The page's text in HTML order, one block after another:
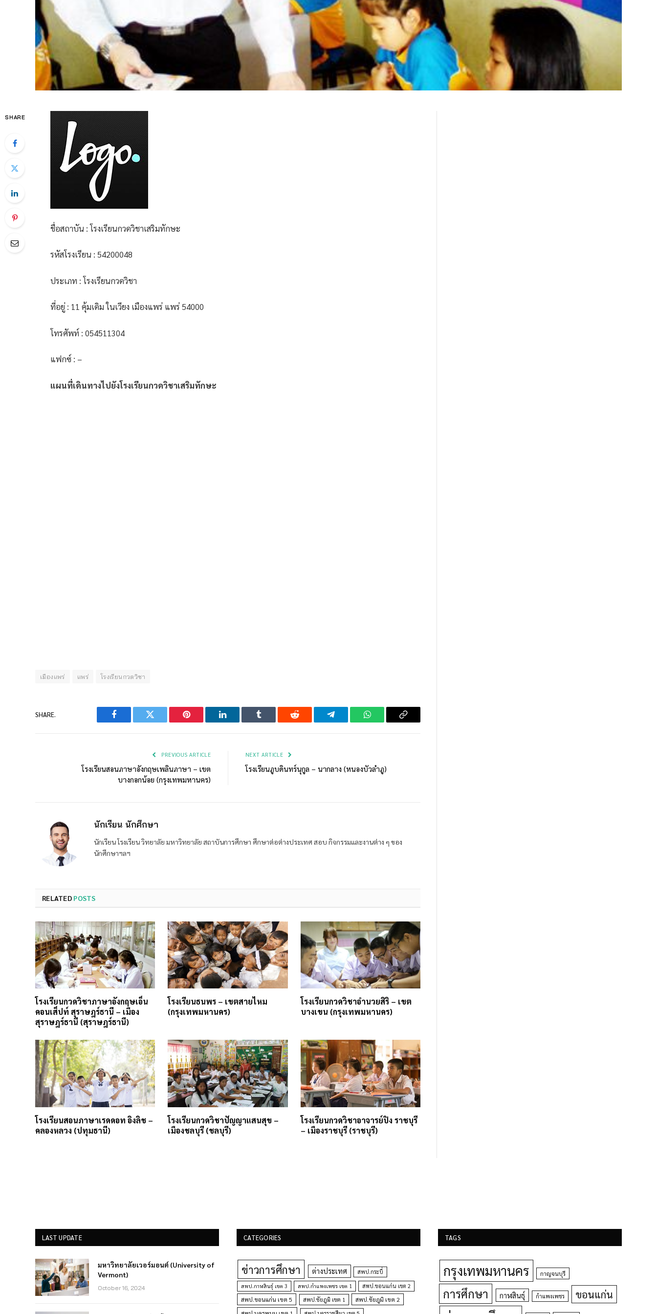
SHARE
ชื่อสถาบัน : โรงเรียนกวดวิชาเสริมทักษะ
รหัสโรงเรียน : 54200048
ประเภท : โรงเรียนกวดวิชา
ที่อยู่ : 11 คุ้มเดิม ในเวียง เมืองแพร่ แพร่ 54000
โทรศัพท์ : 054511304
แฟกซ์ : –
แผนที่เดินทางไปยังโรงเรียนกวดวิชาเสริมทักษะ
เมืองแพร่ แพร่ โรงเรียนกวดวิชา
SHARE.
Facebook Twitter Pinterest LinkedIn Tumblr Reddit Telegram WhatsAppCopy
PREVIOUS ARTICLE
โรงเรียนสอนภาษาอังกฤษเพลินภาษา – เขต
บางกอกน้อย (กรุงเทพมหานคร)
NEXT ARTICLE
โรงเรียนภูบดินทร์นุกูล – นากลาง (หนองบัวลำภู)
นักเรียน นักศึกษา
นักเรียน โรงเรียน วิทยาลัย มหาวิทยาลัย สถาบันการศึกษา ศึกษาต่อต่างประเทศ สอบ กิจกรรมและงานต่าง ๆ ของ
นักศึกษาฯลฯ
RELATED POSTS
โรงเรียนกวดวิชาภาษาอังกฤษเอ็น
คอนเส็ปท์ สุราษฎร์ธานี – เมือง
สุราษฎร์ธานี (สุราษฎร์ธานี)
โรงเรียนธนพร – เขตสายไหม
(กรุงเทพมหานคร)
โรงเรียนกวดวิชาอำนวยสิริ – เขต
บางเขน (กรุงเทพมหานคร)
โรงเรียนสอนภาษาเรดดอท อิงลิช –
คลองหลวง (ปทุมธานี)
โรงเรียนกวดวิชาปัญญาแสนสุข –
เมืองชลบุรี (ชลบุรี)
โรงเรียนกวดวิชาอาจารย์ปิง ราชบุรี
– เมืองราชบุรี (ราชบุรี)
LAST UPDATE
มหาวิทยาลัยเวอร์มอนต์ (University of
Vermont)
October 16, 2024
CATEGORIES
ข่าวการศึกษา ต่างประเทศ สพป.กระบี่
สพป.กาฬสินธุ์ เขต 3 สพป.กำแพงเพชร เขต 1 สพป.ขอนแก่น เขต 2
สพป.ขอนแก่น เขต 5 สพป.ชัยภูมิ เขต 1
สพป.ชัยภูมิ เขต 2
TAGS
กรุงเทพมหานคร กาญจนบุรี
การศึกษา กาฬสินธุ์ กำแพงเพชร ขอนแก่น